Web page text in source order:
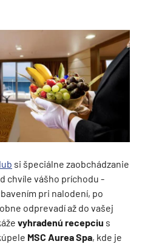
si špeciálne zaobchádzanie
chvíle vášho príchodu -
pri nalodení, po
odprevadí až do vašej
vyhradenú recepciu s
MSC Aurea Spa, kde je